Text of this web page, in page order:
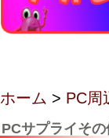
ホーム > PC周
PCサプライそ